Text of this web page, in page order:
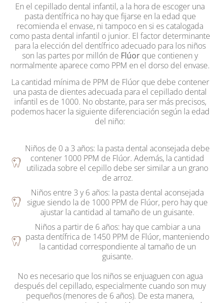
En el cepillado dental infantil, a la hora de escoger una
pasta dentífrica no hay que fijarse en la edad que
recomienda el envase, ni tampoco en si es catalogada
como pasta dental infantil o junior. El factor determinante
para la elección del dentífrico adecuado para los niños
son las partes por millón de Flúor que contienen y
normalmente aparece como PPM en el dorso del envase.
La cantidad mínima de PPM de Flúor que debe contener
una pasta de dientes adecuada para el cepillado dental
infantil es de 1000. No obstante, para ser más precisos,
podemos hacer la siguiente diferenciación según la edad
del niño:
Niños de 0 a 3 años: la pasta dental aconsejada debe
contener 1000 PPM de Flúor. Además, la cantidad
utilizada sobre el cepillo debe ser similar a un grano
de arroz.
Niños entre 3 y 6 años: la pasta dental aconsejada
sigue siendo la de 1000 PPM de Flúor, pero hay que
ajustar la cantidad al tamaño de un guisante.
Niños a partir de 6 años: hay que cambiar a una
pasta dentífrica de 1450 PPM de Flúor, manteniendo
la cantidad correspondiente al tamaño de un
guisante.
No es necesario que los niños se enjuaguen con agua
después del cepillado, especialmente cuando son muy
pequeños (menores de 6 años). De esta manera,